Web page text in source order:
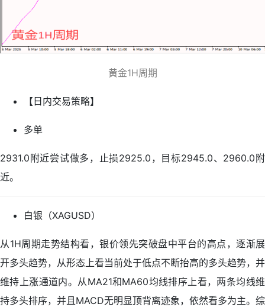
黄金1H周期
【日内交易策略】
多单
2931.0附近尝试做多，止损2925.0，目标2945.0、2960.0附
近。
白银（XAGUSD）
从1H周期走势结构看，银价领先突破盘中平台的高点，逐渐展
开多头趋势，从形态上看当前处于低点不断抬高的多头趋势，并
维持上涨通道内。从MA21和MA60均线排序上看，两条均线维
持多头排序，并且MACD无明显顶背离迹象，依然看多为主。综